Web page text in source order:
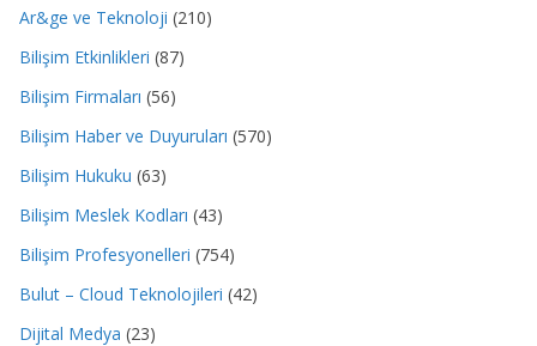
Ar&ge ve Teknoloji (210)
Bilişim Etkinlikleri (87)
Bilişim Firmaları (56)
Bilişim Haber ve Duyuruları (570)
Bilişim Hukuku (63)
Bilişim Meslek Kodları (43)
Bilişim Profesyonelleri (754)
Bulut – Cloud Teknolojileri (42)
Dijital Medya (23)